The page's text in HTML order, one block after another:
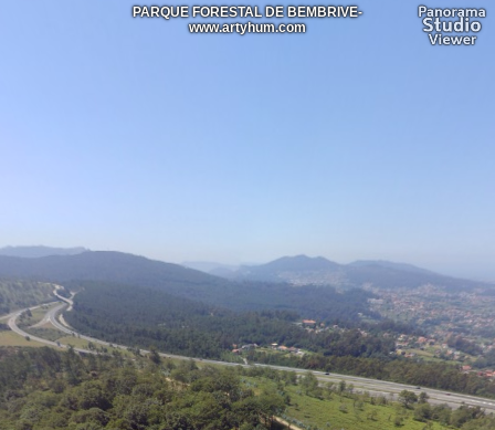
PARQUE FORESTAL DE BEMBRIVE-
www.artyhum.com